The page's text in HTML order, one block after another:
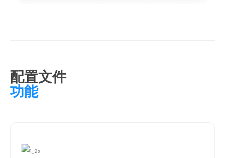
配置文件
功能